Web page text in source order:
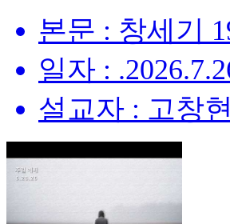
본문 : 창세기
일자 :
설교자 : 고창